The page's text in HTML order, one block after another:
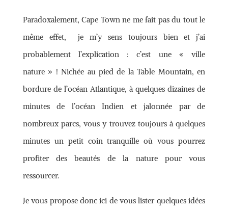
Paradoxalement, Cape Town ne me fait pas du tout le
même effet, je m’y sens toujours bien et j’ai
probablement l’explication : c’est une « ville
nature » ! Nichée au pied de la Table Mountain, en
bordure de l’océan Atlantique, à quelques dizaines de
minutes de l’océan Indien et jalonnée par de
nombreux parcs, vous y trouvez toujours à quelques
minutes un petit coin tranquille où vous pourrez
profiter des beautés de la nature pour vous
ressourcer.
Je vous propose donc ici de vous lister quelques idées